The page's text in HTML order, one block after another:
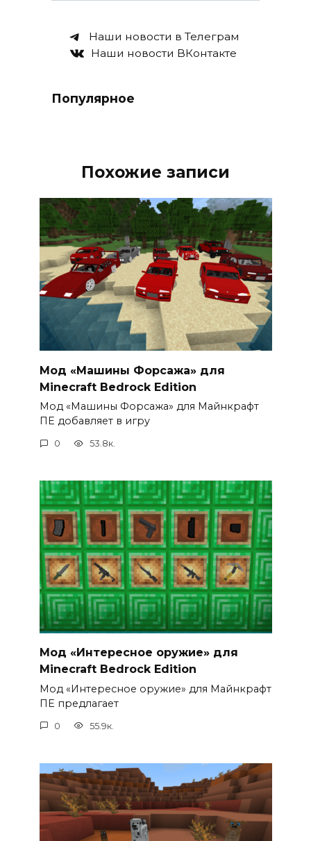
Наши новости в Телеграм
Наши новости ВКонтакте
Популярное
Похожие записи
Мод «Машины Форсажа» для
Minecraft Bedrock Edition
Мод «Машины Форсажа» для Майнкрафт
ПЕ добавляет в игру
0 53.8к.
Мод «Интересное оружие» для
Minecraft Bedrock Edition
Мод «Интересное оружие» для Майнкрафт
ПЕ предлагает
0 55.9к.